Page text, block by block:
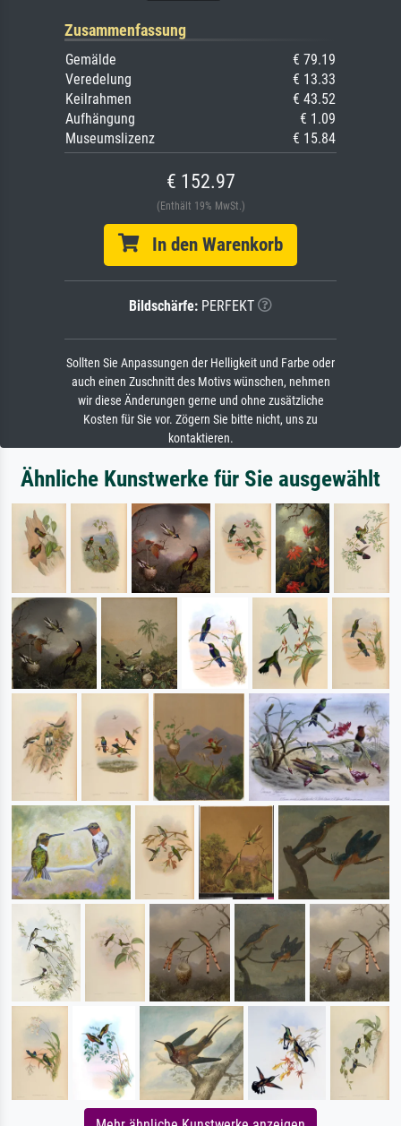
Zusammenfassung
Gemälde
€ 79.19
Veredelung
€ 13.33
Keilrahmen
€ 43.52
Aufhängung
€ 1.09
Museumslizenz
€ 15.84
€ 152.97
(Enthält 19% MwSt.)
In den Warenkorb
Bildschärfe: PERFEKT
Sollten Sie Anpassungen der Helligkeit und Farbe oder
auch einen Zuschnitt des Motivs wünschen, nehmen
wir diese Änderungen gerne und ohne zusätzliche
Kosten für Sie vor. Zögern Sie bitte nicht, uns zu
kontaktieren.
Ähnliche Kunstwerke für Sie ausgewählt